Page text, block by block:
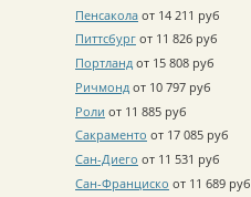
Пенсакола от 14 211 руб
Питтсбург от 11 826 руб
Портланд от 15 808 руб
Ричмонд от 10 797 руб
Роли от 11 885 руб
Сакраменто от 17 085 руб
Сан-Диего от 11 531 руб
Сан-Франциско от 11 689 руб